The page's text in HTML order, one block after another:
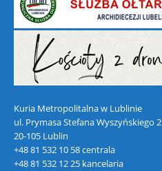
Kuria Metropolitalna w Lublinie
ul. Prymasa Stefana Wyszyńskiego 2
20-105 Lublin
+48 81 532 10 58 centrala
+48 81 532 12 25 kancelaria